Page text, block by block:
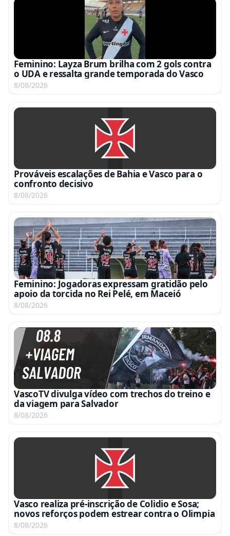
Feminino: Layza Brum brilha com 2 gols contra
o UDA e ressalta grande temporada do Vasco
8/08/2026
Prováveis escalações de Bahia e Vasco para o
confronto decisivo
8/08/2026
Feminino: Jogadoras expressam gratidão pelo
apoio da torcida no Rei Pelé, em Maceió
8/08/2026
VascoTV divulga vídeo com trechos do treino e
da viagem para Salvador
8/08/2026
Vasco realiza pré-inscrição de Colidio e Sosa;
novos reforços podem estrear contra o Olimpia
8/08/2026